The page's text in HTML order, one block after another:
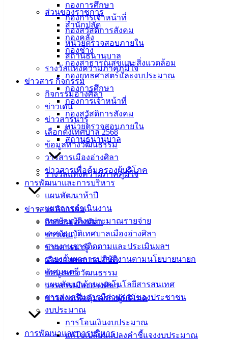
กองการศึกษา
กองการเจ้าหน้าที่
กองสวัสดิการสังคม
หน่วยตรวจสอบภายใน
สถานธนานุบาล
รางวัลแห่งความภาคภูมิใจ
ข่าวสาร กิจกรรม
กิจกรรมอ่างศิลา
ข่าวเด่น
ข่าวสารน่ารู้
เลือกตั้งเทศบาล 2568
ข้อมูลทางวัฒนธรรม
วารสารเมืองอ่างศิลา
ข่าวสารเพื่อคุ้มครองผู้บริโภค
การพัฒนาและการบริหาร
แผนพัฒนาห้าปี
แผนการดำเนินงาน
เทศบัญญัติงบประมาณรายจ่าย
เทศบัญญัติเทศบาลเมืองอ่างศิลา
รายงานการติดตามและประเมินผลฯ
รายงานผลการปฏิบัติงานตามนโยบายนายก
เทศมนตรี
แผนพัฒนาด้านเทคโนโลยีสารสนเทศ
การส่งเสริมการมีส่วนร่วมของประชาชน
งบประมาณ
การโอนเงินงบประมาณ
แก้ไขเปลี่ยนแปลงคำชี้แจงงบประมาณ
ส่วนของราชการ
สำนักปลัด
กองคลัง
กองช่าง
กองสาธารณสุขและสิ่งแวดล้อม
กองยุทธศาสตร์และงบประมาณ
กองการศึกษา
กองการเจ้าหน้าที่
กองสวัสดิการสังคม
หน่วยตรวจสอบภายใน
สถานธนานุบาล
รางวัลแห่งความภาคภูมิใจ
ข่าวสาร กิจกรรม
กิจกรรมอ่างศิลา
ข่าวเด่น
ข่าวสารน่ารู้
เลือกตั้งเทศบาล 2568
ข้อมูลทางวัฒนธรรม
วารสารเมืองอ่างศิลา
ข่าวสารเพื่อคุ้มครองผู้บริโภค
การพัฒนาและการบริหาร
ม.3 ต.เสม็ด
อ.เมือง จ.ชลบุรี
142-100-104
บริการ
ประชาชน
ดาวน์โหลด
แบบ
ฟอร์ม,
เอกสาร
คู่มือ
สำหรับ
ประชาชน/
คู่มือการ
ปฏิบัติ
งาน
ข่าวสาร
น่ารู้
ศุนย์
ข้อมูล
ข่าวสาร
อิเล็กทรอนิกส์